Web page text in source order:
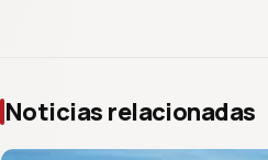
Noticias relacionadas